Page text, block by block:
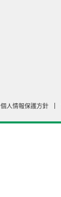
個人情報保護方針